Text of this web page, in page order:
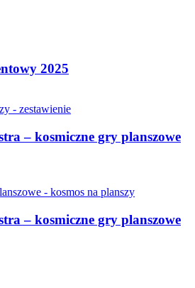
2025
– kosmiczne gry planszowe
– kosmiczne gry planszowe